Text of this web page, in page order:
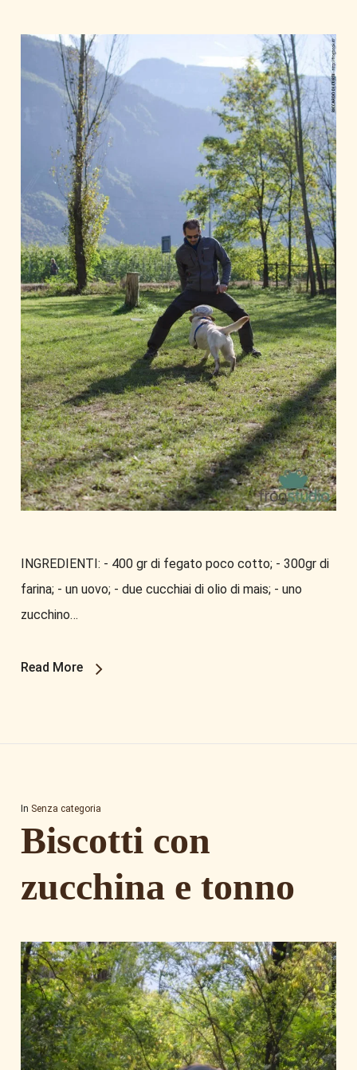
INGREDIENTI: - 400 gr di fegato poco cotto; - 300gr di
farina; - un uovo; - due cucchiai di olio di mais; - uno
zucchino…
Read More
In Senza categoria
Biscotti con
zucchina e tonno